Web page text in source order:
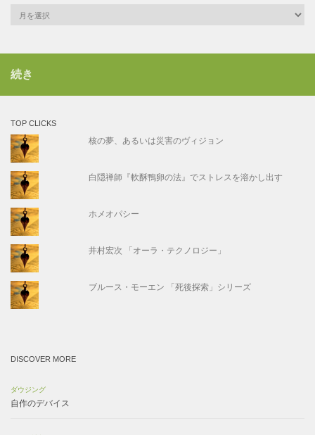
続き
TOP CLICKS
核の夢、あるいは災害のヴィジョン
白隠禅師『軟酥鴨卵の法』でストレスを溶かし出す
ホメオパシー
井村宏次 「オーラ・テクノロジー」
ブルース・モーエン 「死後探索」シリーズ
DISCOVER MORE
ダウジング
自作のデバイス